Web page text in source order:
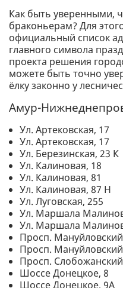
Как быть уверенными,
браконьерам? Для
официальный список
главного символа
проекта решения
можете быть точно
ёлку законно у
Амур-
Ул. Артековская, 17
Ул. Артековская, 17
Ул. Березинская, 23 К
Ул. Калиновая, 18
Ул. Калиновая, 81
Ул. Калиновая, 87 Н
Ул. Луговская, 255
Ул. Маршала
Ул. Маршала
Просп.
Просп.
Просп.
Шоссе Донецкое, 8
Шоссе Донецкое, 9А